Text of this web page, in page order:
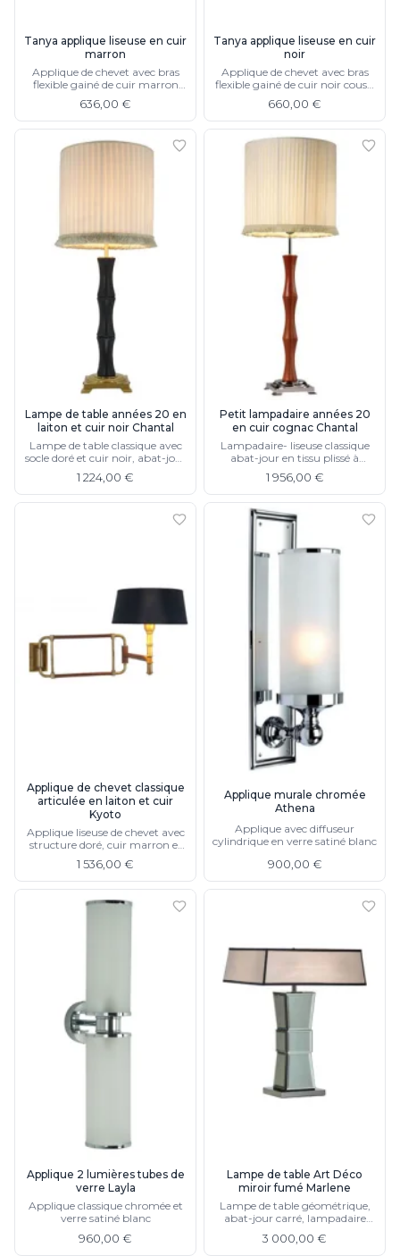
Tanya applique liseuse en cuir
marron
Applique de chevet avec bras
flexible gainé de cuir marron
636,00 €
Tanya applique liseuse en cuir
noir
Applique de chevet avec bras
flexible gainé de cuir noir cousu
660,00 €
Lampe de table années 20 en
laiton et cuir noir Chantal
Lampe de table classique avec
socle doré et cuir noir, abat-jour
1 224,00 €
Petit lampadaire années 20
en cuir cognac Chantal
Lampadaire- liseuse classique
abat-jour en tissu plissé à
1 956,00 €
Applique de chevet classique
articulée en laiton et cuir
Kyoto
Applique liseuse de chevet avec
structure doré, cuir marron et
1 536,00 €
Applique murale chromée
Athena
Applique avec diffuseur
cylindrique en verre satiné blanc
900,00 €
Applique 2 lumières tubes de
verre Layla
Applique classique chromée et
verre satiné blanc
960,00 €
Lampe de table Art Déco
miroir fumé Marlene
Lampe de table géométrique,
abat-jour carré, lampadaire
3 000,00 €